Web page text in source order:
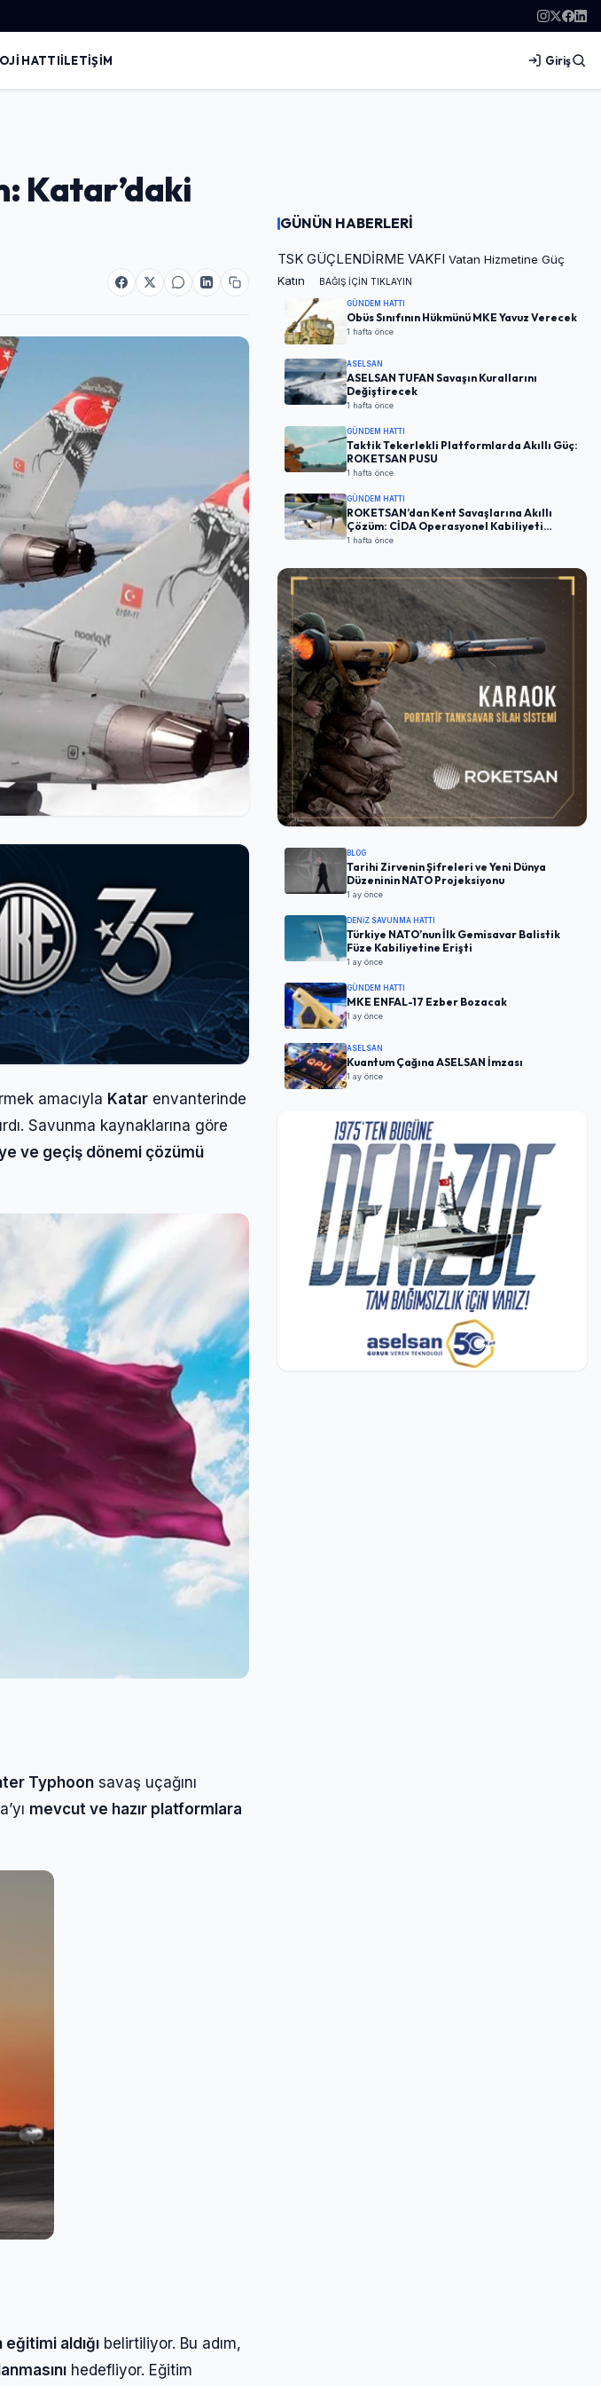
HATTIİLETIŞIM Giriş
Katar’daki
amacıyla Katar envanterinde
Savunma kaynaklarına göre
ve geçiş dönemi çözümü
Typhoon savaş uçağını
mevcut ve hazır platformlara
aldığı belirtiliyor. Bu adım,
hedefliyor. Eğitim
GÜNÜN HABERLERİ
TSK GÜÇLENDİRME VAKFI Vatan Hizmetine Güç
Katın
BAĞIŞ İÇİN TIKLAYIN
GÜNDEM HATTI
Obüs Sınıfının Hükmünü MKE Yavuz Verecek
1 hafta önce
ASELSAN
ASELSAN TUFAN Savaşın Kurallarını
Değiştirecek
1 hafta önce
GÜNDEM HATTI
Taktik Tekerlekli Platformlarda Akıllı Güç:
ROKETSAN PUSU
1 hafta önce
GÜNDEM HATTI
ROKETSAN’dan Kent Savaşlarına Akıllı
Çözüm: CİDA Operasyonel Kabiliyeti
Artırıyor
1 hafta önce
BLOG
Tarihi Zirvenin Şifreleri ve Yeni Dünya
Düzeninin NATO Projeksiyonu
1 ay önce
DENIZ SAVUNMA HATTI
Türkiye NATO’nun İlk Gemisavar Balistik
Füze Kabiliyetine Erişti
1 ay önce
GÜNDEM HATTI
MKE ENFAL-17 Ezber Bozacak
1 ay önce
ASELSAN
Kuantum Çağına ASELSAN İmzası
1 ay önce
Yap